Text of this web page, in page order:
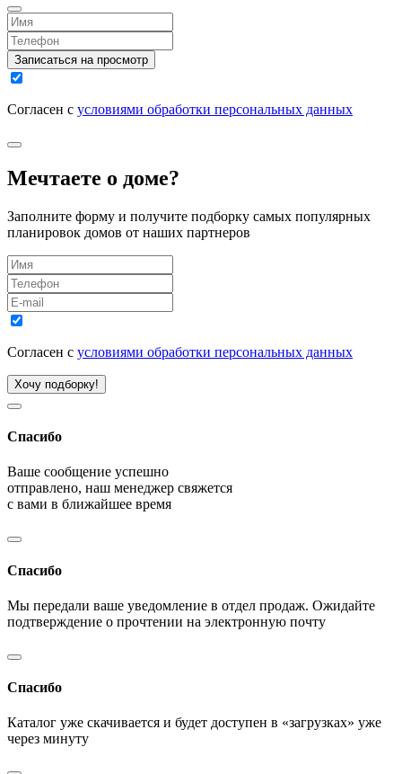
Записаться на просмотр
Согласен с условиями обработки персональных данных
Мечтаете о доме?
Заполните форму и получите подборку самых популярных
планировок домов от наших партнеров
Согласен с условиями обработки персональных данных
Хочу подборку!
Спасибо
Ваше сообщение успешно
отправлено, наш менеджер свяжется
с вами в ближайшее время
Спасибо
Мы передали ваше уведомление в отдел продаж. Ожидайте
подтверждение о прочтении на электронную почту
Спасибо
Каталог уже скачивается и будет доступен в «загрузках» уже
через минуту